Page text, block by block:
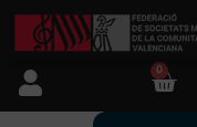
FSMCV
0